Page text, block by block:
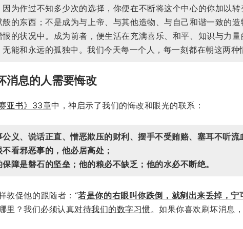
因为作过不知多少次的选择，你便在不断将这个中心的你加以
般的东西；不是成为与上帝、与其他造物、与自己和谐一致的
恨的状况中。成为前者，便生活在充满喜乐、和平、知识与力
无能和永远的孤独中。我们今天每一个人，每一刻都在朝这两种
消息的人需要悔改
赛亚书》33章中，神启示了我们的悔改和眼光的联系：
公义、说话正直、憎恶欺压的财利、摆手不受贿赂、塞耳不听流
不看邪恶事的，他必居高处；
保障是磐石的坚垒；他的粮必不缺乏；他的水必不断绝。
敦促他的跟随者：“若是你的右眼叫你跌倒，就剜出来丢掉，
里？我们必须认真对待我们的数字习惯。如果你喜欢刷坏消息